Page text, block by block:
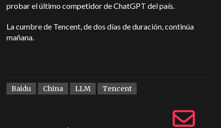
probar el último competidor de ChatGPT del país.
La cumbre de Tencent, de dos días de duración, continúa
mañana.
Baidu China LLM Tencent